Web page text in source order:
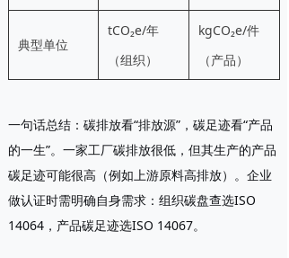
典型单位
tCO₂e/年
（组织）
kgCO₂e/件
（产品）
一句话总结 ：碳排放看“排放源”，碳足迹看“产品
的一生”。一家工厂碳排放很低，但其生产的产品
碳足迹可能很高（例如上游原料高排放）。企业
做认证时需明确自身需求：组织碳盘查选ISO
14064，产品碳足迹选ISO 14067。